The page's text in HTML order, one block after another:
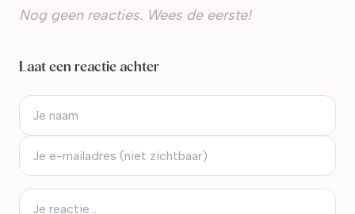
Nog geen reacties. Wees de eerste!
Laat een reactie achter